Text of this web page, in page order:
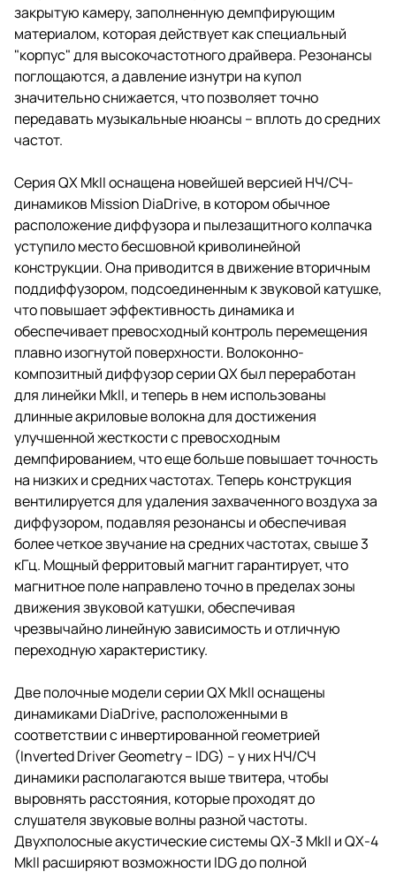
закрытую камеру, заполненную демпфирующим
материалом, которая действует как специальный
"корпус" для высокочастотного драйвера. Резонансы
поглощаются, а давление изнутри на купол
значительно снижается, что позволяет точно
передавать музыкальные нюансы – вплоть до средних
частот.
Серия QX MkII оснащена новейшей версией НЧ/СЧ-
динамиков Mission DiaDrive, в котором обычное
расположение диффузора и пылезащитного колпачка
уступило место бесшовной криволинейной
конструкции. Она приводится в движение вторичным
поддиффузором, подсоединенным к звуковой катушке,
что повышает эффективность динамика и
обеспечивает превосходный контроль перемещения
плавно изогнутой поверхности. Волоконно-
композитный диффузор серии QX был переработан
для линейки MkII, и теперь в нем использованы
длинные акриловые волокна для достижения
улучшенной жесткости с превосходным
демпфированием, что еще больше повышает точность
на низких и средних частотах. Теперь конструкция
вентилируется для удаления захваченного воздуха за
диффузором, подавляя резонансы и обеспечивая
более четкое звучание на средних частотах, свыше 3
кГц. Мощный ферритовый магнит гарантирует, что
магнитное поле направлено точно в пределах зоны
движения звуковой катушки, обеспечивая
чрезвычайно линейную зависимость и отличную
переходную характеристику.
Две полочные модели серии QX MkII оснащены
динамиками DiaDrive, расположенными в
соответствии с инвертированной геометрией
(Inverted Driver Geometry – IDG) – у них НЧ/СЧ
динамики располагаются выше твитера, чтобы
выровнять расстояния, которые проходят до
слушателя звуковые волны разной частоты.
Двухполосные акустические системы QX-3 MkII и QX-4
MkII расширяют возможности IDG до полной